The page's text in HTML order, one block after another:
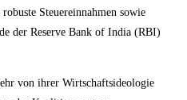
Steuereinnahmen sowie
der Reserve Bank of India (RBI)
von ihrer Wirtschaftsideologie